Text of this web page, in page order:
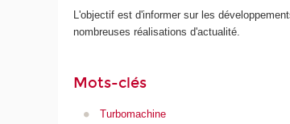
L'objectif est d'informer sur les
nombreuses réalisations d'actualité.
Mots-clés
Turbomachine